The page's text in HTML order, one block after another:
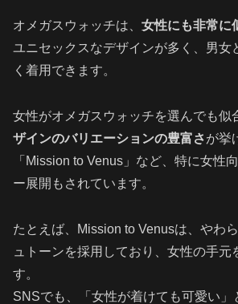
オメガスウォッチは、 女性にも非常に
ユニセックスなデザインが多く、男女
く着用できます。
女性がオメガスウォッチを選んでも似
ザインのバリエーションの豊富さが挙
「Mission to Venus」など、特に女性
ー展開もされています。
たとえば、Mission to Venusは、やわ
ュトーンを採用しており、女性の手元
す。
SNSでも、「女性が着けても可愛い」